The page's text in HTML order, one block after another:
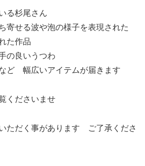
る杉尾さん
せる波や泡の様子を表現された
た作品
の良いうつわ
ど 幅広いアイテムが届きます
くださいませ
ただく事があります ご了承くださ